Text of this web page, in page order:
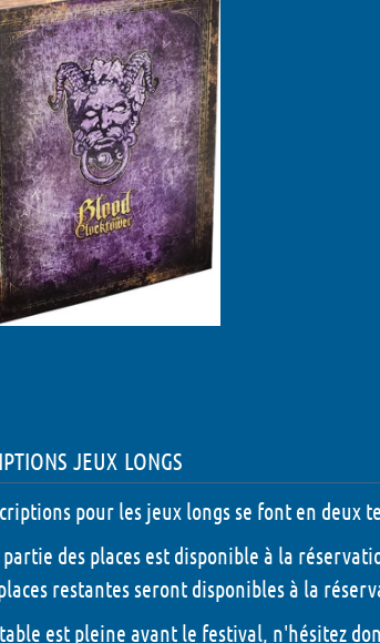
jeux longs
pour les jeux longs se font en deux
partie des places est disponible à la
restantes seront disponibles à la
est pleine avant le festival, n'hésitez